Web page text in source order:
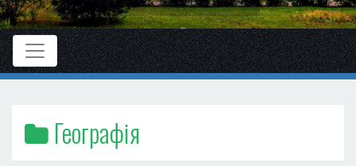
Географія